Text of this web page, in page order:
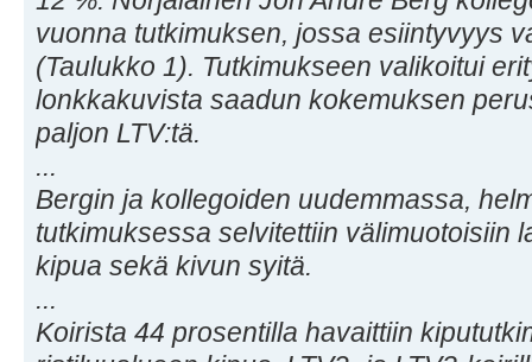
vuonna tutkimuksen, jossa esiintyvyys
(Taulukko 1). Tutkimukseen valikoitui
lonkkakuvista saadun kokemuksen
paljon LTV:tä.
...
Bergin ja kollegoiden uudemmassa,
tutkimuksessa selvitettiin välimuotoisiin
kipua sekä kivun syitä.
...
Koirista 44 prosentilla havaittiin